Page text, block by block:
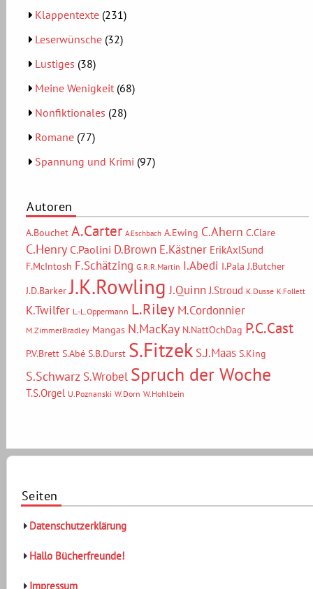
Klappentexte (231)
Leserwünsche (32)
Lustiges (38)
Meine Wenigkeit (68)
Nonfiktionales (28)
Romane (77)
Spannung und Krimi (97)
Autoren
A.Bouchet A.Carter A.Eschbach A.Ewing C.Ahern C.Clare
C.Henry C.Paolini D.Brown E.Kästner ErikAxlSund
F.McIntosh F.Schätzing G.R.R.Martin I.Abedi I.Pala J.Butcher
J.D.Barker J.K.Rowling J.Quinn J.Stroud K.Dusse K.Follett
K.Twilfer L.-L.Oppermann L.Riley M.Cordonnier
M.ZimmerBradley Mangas N.MacKay N.NattOchDag P.C.Cast
P.V.Brett S.Abé S.B.Durst S.Fitzek S.J.Maas S.King
S.Schwarz S.Wrobel Spruch der Woche
T.S.Orgel U.Poznanski W.Dorn W.Hohlbein
Seiten
Datenschutzerklärung
Hallo Bücherfreunde!
Impressum